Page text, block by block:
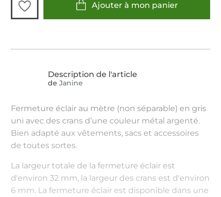
Ajouter à mon panier
de Janine
Fermeture éclair au mètre (non séparable) en gris
uni avec des crans d’une couleur métal argenté.
Bien adapté aux vêtements, sacs et accessoires
de toutes sortes.
La largeur totale de la fermeture éclair est
d'environ 32 mm, la largeur des crans est d'environ
6 mm. La fermeture éclair est disponible dans une